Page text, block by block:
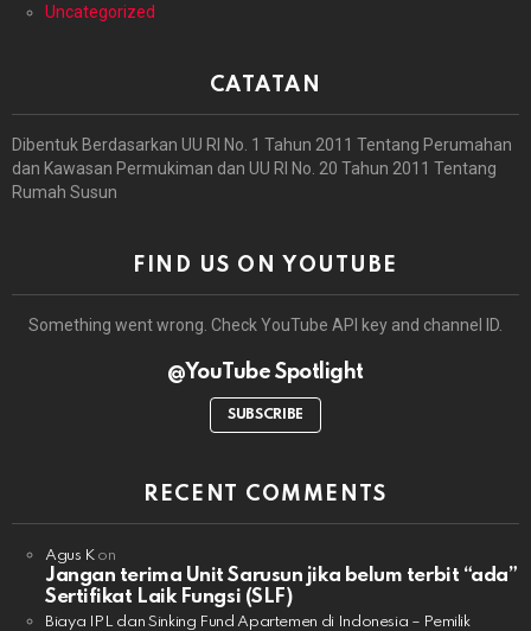
Uncategorized
CATATAN
Dibentuk Berdasarkan UU RI No. 1 Tahun 2011 Tentang Perumahan
dan Kawasan Permukiman dan UU RI No. 20 Tahun 2011 Tentang
Rumah Susun
FIND US ON YOUTUBE
Something went wrong. Check YouTube API key and channel ID.
@YouTube Spotlight
SUBSCRIBE
RECENT COMMENTS
Agus Kon
Jangan terima Unit Sarusun jika belum terbit “ada”
Sertifikat Laik Fungsi (SLF)
Biaya IPL dan Sinking Fund Apartemen di Indonesia – Pemilik